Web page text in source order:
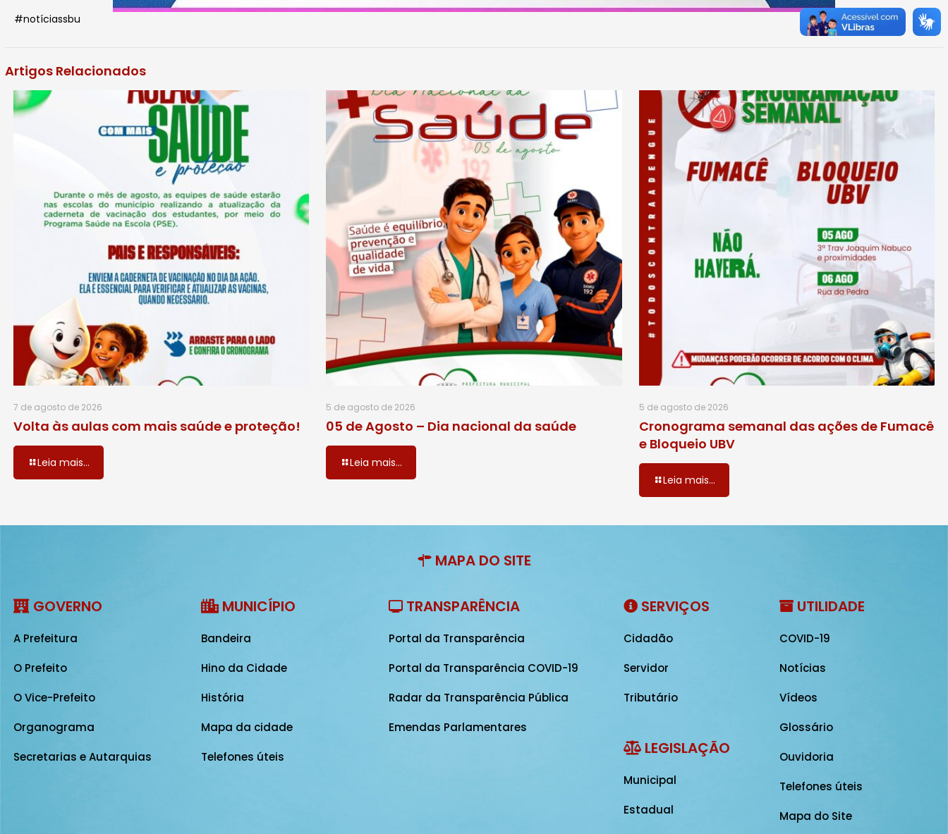
#notíciassbu
Artigos Relacionados
7 de agosto de 2026
Volta às aulas com mais saúde e proteção!
Leia mais...
5 de agosto de 2026
05 de Agosto – Dia nacional da saúde
Leia mais...
5 de agosto de 2026
Cronograma semanal das ações de Fumacê
e Bloqueio UBV
Leia mais...
MAPA DO SITE
GOVERNO
A Prefeitura
O Prefeito
O Vice-Prefeito
Organograma
Secretarias e Autarquias
MUNICÍPIO
Bandeira
Hino da Cidade
História
Mapa da cidade
Telefones úteis
TRANSPARÊNCIA
Portal da Transparência
Portal da Transparência COVID-19
Radar da Transparência Pública
Emendas Parlamentares
SERVIÇOS
Cidadão
Servidor
Tributário
LEGISLAÇÃO
Municipal
Estadual
UTILIDADE
COVID-19
Notícias
Vídeos
Glossário
Ouvidoria
Telefones úteis
Mapa do Site